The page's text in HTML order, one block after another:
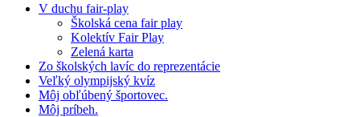
V duchu fair-play
Školská cena fair play
Kolektív Fair Play
Zelená karta
Zo školských lavíc do reprezentácie
Veľký olympijský kvíz
Môj obľúbený športovec.
Môj príbeh.